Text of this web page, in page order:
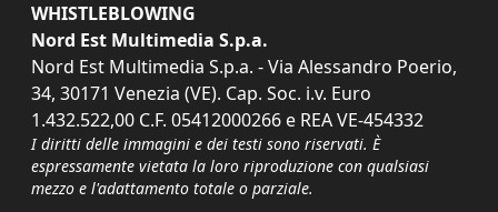
WHISTLEBLOWING
Nord Est Multimedia S.p.a.
Nord Est Multimedia S.p.a. - Via Alessandro Poerio,
34, 30171 Venezia (VE). Cap. Soc. i.v. Euro
1.432.522,00 C.F. 05412000266 e REA VE-454332
I diritti delle immagini e dei testi sono riservati. È
espressamente vietata la loro riproduzione con qualsiasi
mezzo e l'adattamento totale o parziale.